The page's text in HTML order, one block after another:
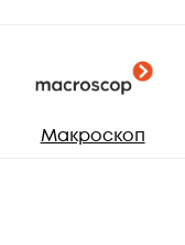
Макроскоп